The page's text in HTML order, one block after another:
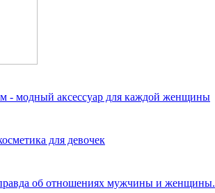
- модный аксессуар для каждой женщины
для девочек
об отношениях мужчины и женщины.